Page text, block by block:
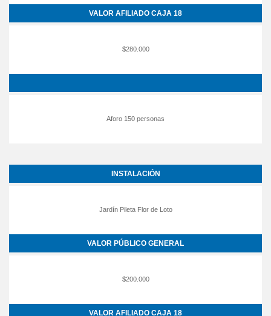
VALOR AFILIADO CAJA 18
$280.000
Aforo 150 personas
INSTALACIÓN
Jardín Pileta Flor de Loto
VALOR PÚBLICO GENERAL
$200.000
VALOR AFILIADO CAJA 18